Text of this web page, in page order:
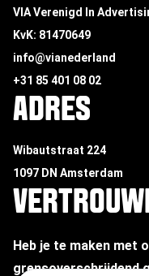
VIA Verenigd In
KvK: 81470649
info@vianederland
+31 85 401 08 02
ADRES
Wibautstraat 224
1097 DN Amsterdam
Heb je te maken met
grensoverschrijdend